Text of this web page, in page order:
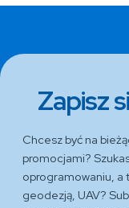
Zapisz
Chcesz być na
promocjami?
oprogramowaniu, a
geodezją, UAV?